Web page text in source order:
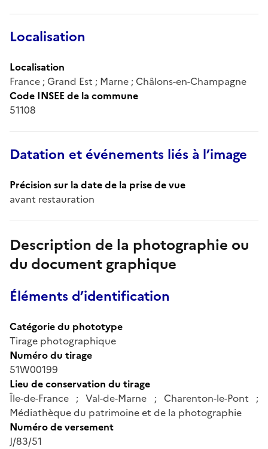
Localisation
Localisation
France ; Grand Est ; Marne ; Châlons-en-Champagne
Code INSEE de la commune
51108
Datation et événements liés à l’image
Précision sur la date de la prise de vue
avant restauration
Description de la photographie ou
du document graphique
Éléments d’identification
Catégorie du phototype
Tirage photographique
Numéro du tirage
51W00199
Lieu de conservation du tirage
Île-de-France ; Val-de-Marne ; Charenton-le-Pont ;
Médiathèque du patrimoine et de la photographie
Numéro de versement
J/83/51